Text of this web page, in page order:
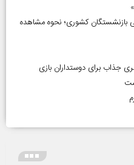
میلیون تومانی بازنشستگان کشوری؛ نحوه مشاهده